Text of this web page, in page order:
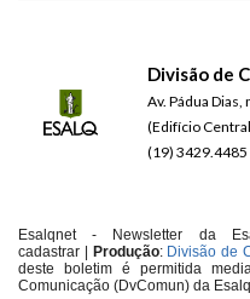
Divisão de
Av. Pádua Dias,
(Edifício Central
(19) 3429.4485
Esalqnet - Newsletter da
cadastrar
Produção:Divisão de
deste boletim é permitida
Comunicação (DvComun) da